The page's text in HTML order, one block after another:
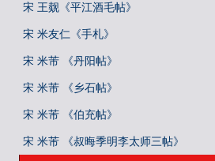
宋 王觌《平江酒毛帖》
宋 米友仁《手札》
宋 米芾 《丹阳帖》
宋 米芾 《乡石帖》
宋 米芾 《伯充帖》
宋 米芾 《叔晦季明李太师三帖》